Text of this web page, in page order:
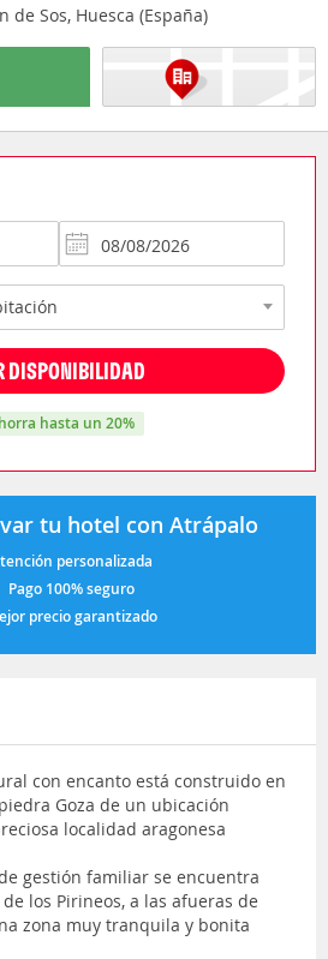
de Sos, Huesca (España)
DISPONIBILIDAD
ahorra hasta un 20%
tu hotel con Atrápalo
personalizada
Pago 100% seguro
precio garantizado
con encanto está construido en
Goza de un ubicación
localidad aragonesa
gestión familiar se encuentra
los Pirineos, a las afueras de
zona muy tranquila y bonita